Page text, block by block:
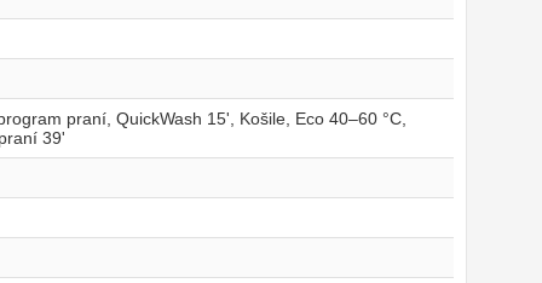
praní, QuickWash 15', Košile, Eco 40–60 °C,
39'